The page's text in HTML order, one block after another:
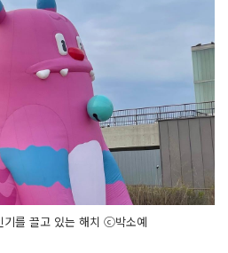
기를 끌고 있는 해치 ⓒ박소예